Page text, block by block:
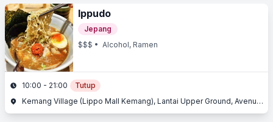
Ippudo
Jepang
$$$ • Alcohol, Ramen
10:00 - 21:00
Tutup
Kemang Village (Lippo Mall Kemang), Lantai Upper Ground, Avenue Of The Stars, Jl. Pangeran Antasari, Kemang, Jakarta Selatan, Jakarta